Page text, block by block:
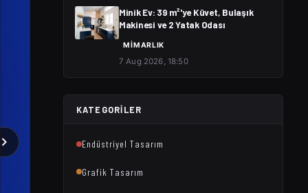
Minik Ev: 39 m²'ye Küvet, Bulaşık
Makinesi ve 2 Yatak Odası
MIMARLIK
7 Aug 2026, 18:50
KATEGORILER
Endüstriyel Tasarım
Grafik Tasarım